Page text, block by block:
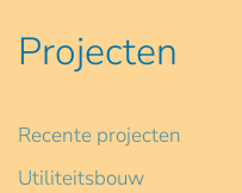
Projecten
Recente projecten
Utiliteitsbouw